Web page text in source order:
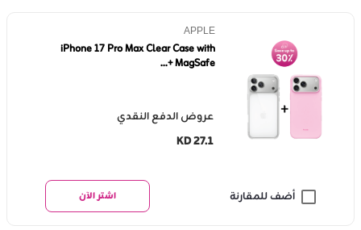
APPLE
iPhone 17 Pro Max Clear Case with
MagSafe +...
عروض الدفع النقدي
KD 27.1
أضف للمقارنة اشتر الآن